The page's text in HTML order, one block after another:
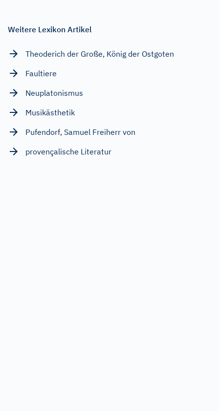
Weitere Lexikon Artikel
Theoderich der Große, König der Ostgoten
Faultiere
Neuplatonismus
Musikästhetik
Pufendorf, Samuel Freiherr von
provençalische Literatur